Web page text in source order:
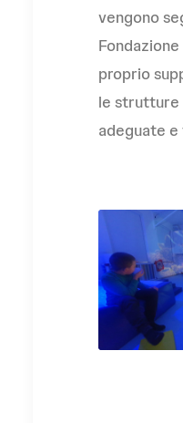
vengono
proprio
le strutture
adeguate